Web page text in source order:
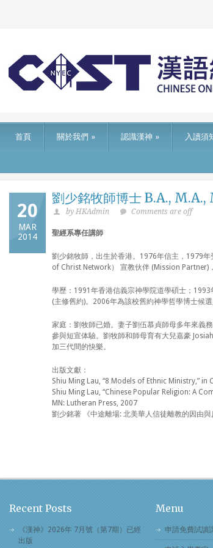
首頁 關於我們 » 認識漢神 » 入讀須
20
MAR
2014
劉少銘牧師博士 B.A.,
by HKAdmin Comments are off
聖經系專任講師
劉少銘牧師，出生於香港。1976年信主，1979
of Christ Network） 宣教伙伴 (Mission Partner)
學歷：1991年香港信義宗神學院道學碩士；
(主修舊約)。2006年為該校舊約神學哲學博士候
家庭：劉牧師已婚。妻子劉伍慕貞師母多年來義
參與短宣体驗。劉牧師和師母育有大兒嘉豪
加三代間的快樂。
出版文獻：
Shiu Ming Lau, “8 Models of Ethnic Ministry,” in
Shiu Ming Lau, “Chinese Popular Religion: A
MN: Lutheran Press, 2007
劉少銘著 《中途離場: 北美華人信徒離教的因由
Recent Posts
《漢神》2026年 7月號（第7期）已經
出版
Menu
申請免費試讀